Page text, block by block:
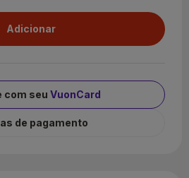
com seu VuonCard
de pagamento